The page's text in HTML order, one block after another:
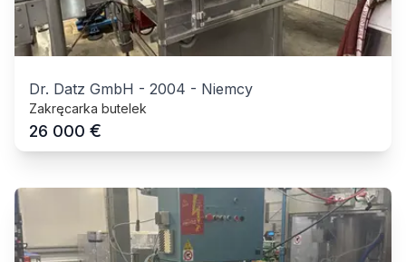
Dr. Datz GmbH - 2004 - Niemcy
Zakręcarka butelek
26 000 €